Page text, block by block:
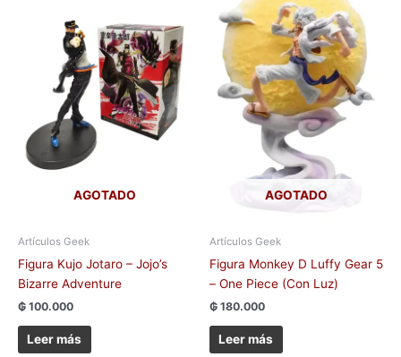
AGOTADO
Artículos Geek
Figura Kujo Jotaro – Jojo’s
Bizarre Adventure
₲ 100.000
Leer más
AGOTADO
Artículos Geek
Figura Monkey D Luffy Gear 5
– One Piece (Con Luz)
₲ 180.000
Leer más